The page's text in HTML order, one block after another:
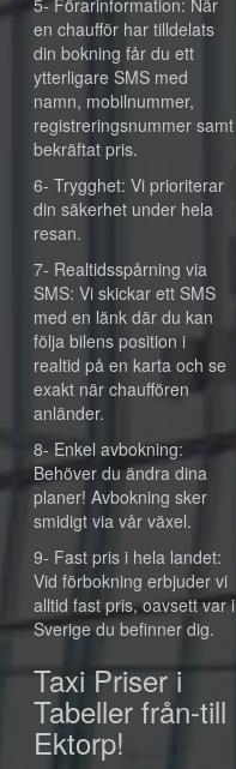
5- Förarinformation: När
en chaufför har tilldelats
din bokning får du ett
ytterligare SMS med
namn, mobilnummer,
registreringsnummer samt
bekräftat pris.
6- Trygghet: Vi prioriterar
din säkerhet under hela
resan.
7- Realtidsspårning via
SMS: Vi skickar ett SMS
med en länk där du kan
följa bilens position i
realtid på en karta och se
exakt när chauffören
anländer.
8- Enkel avbokning:
Behöver du ändra dina
planer! Avbokning sker
smidigt via vår växel.
9- Fast pris i hela landet:
Vid förbokning erbjuder vi
alltid fast pris, oavsett var i
Sverige du befinner dig.
Taxi Priser i
Tabeller från-till
Ektorp!